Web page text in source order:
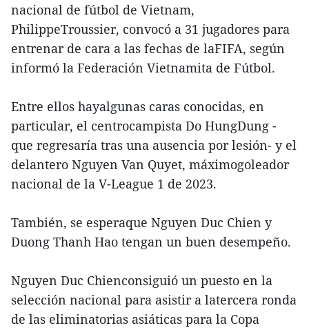
nacional de fútbol de Vietnam,
PhilippeTroussier, convocó a 31 jugadores para
entrenar de cara a las fechas de laFIFA, según
informó la Federación Vietnamita de Fútbol.
Entre ellos hayalgunas caras conocidas, en
particular, el centrocampista Do HungDung -
que regresaría tras una ausencia por lesión- y el
delantero Nguyen Van Quyet, máximogoleador
nacional de la V-League 1 de 2023.
También, se esperaque Nguyen Duc Chien y
Duong Thanh Hao tengan un buen desempeño.
Nguyen Duc Chienconsiguió un puesto en la
selección nacional para asistir a latercera ronda
de las eliminatorias asiáticas para la Copa